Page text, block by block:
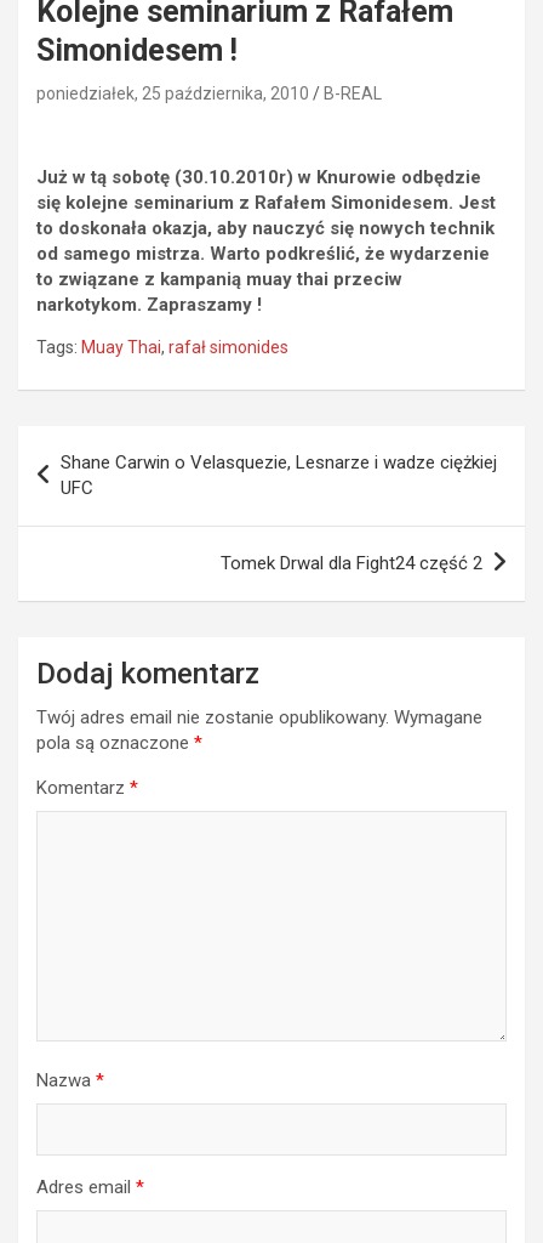
Kolejne seminarium z Rafałem
Simonidesem !
poniedziałek, 25 października, 2010 B-REAL
Już w tą sobotę (30.10.2010r) w Knurowie odbędzie
się kolejne seminarium z Rafałem Simonidesem. Jest
to doskonała okazja, aby nauczyć się nowych technik
od samego mistrza. Warto podkreślić, że wydarzenie
to związane z kampanią muay thai przeciw
narkotykom. Zapraszamy !
Tags: Muay Thai, rafał simonides
wpisu
Shane Carwin o Velasquezie, Lesnarze i wadze ciężkiej
UFC
Tomek Drwal dla Fight24 część 2
Dodaj komentarz
Twój adres email nie zostanie opublikowany. Wymagane
pola są oznaczone *
Komentarz *
Nazwa *
Adres email *